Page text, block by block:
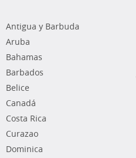
Antigua y Barbuda
Aruba
Bahamas
Barbados
Belice
Canadá
Costa Rica
Curazao
Dominica